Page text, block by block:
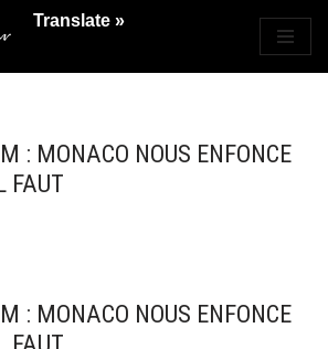
: MONACO NOUS ENFONCE
FAUT
: MONACO NOUS ENFONCE
FAUT
Translate »